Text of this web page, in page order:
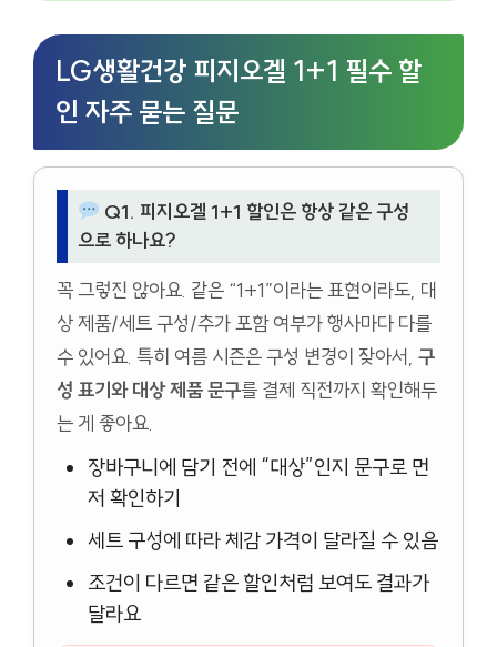
LG생활건강 피지오겔 1+1 필수 할
인 자주 묻는 질문
Q1. 피지오겔 1+1 할인은 항상 같은 구성
으로 하나요?
꼭 그렇진 않아요. 같은 “1+1”이라는 표현이라도, 대
상 제품/세트 구성/추가 포함 여부가 행사마다 다를
수 있어요. 특히 여름 시즌은 구성 변경이 잦아서, 구
성 표기와 대상 제품 문구를 결제 직전까지 확인해두
는 게 좋아요.
장바구니에 담기 전에 “대상”인지 문구로 먼
저 확인하기
세트 구성에 따라 체감 가격이 달라질 수 있음
조건이 다르면 같은 할인처럼 보여도 결과가
달라요